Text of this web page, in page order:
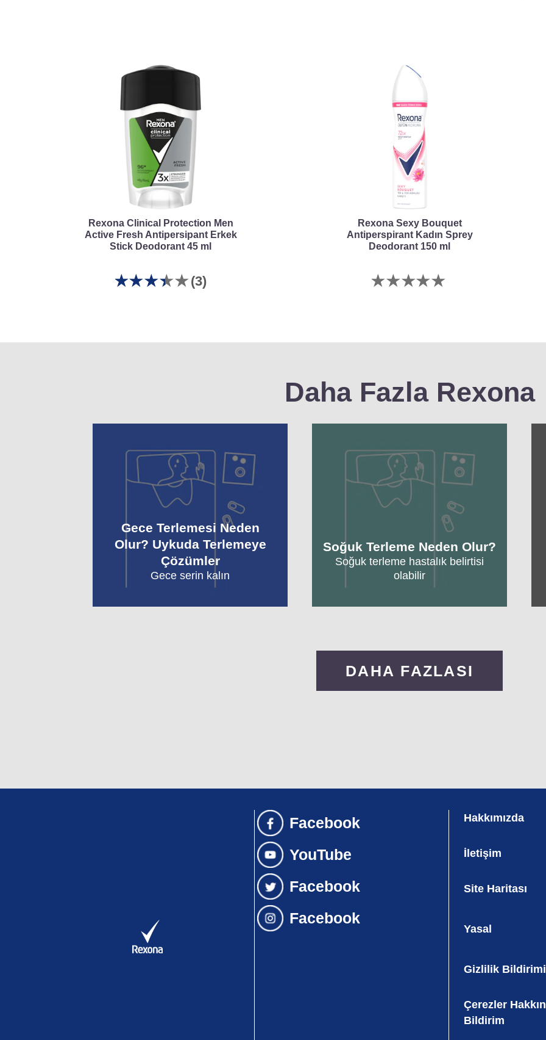
Rexona Clinical Protection Men
Active Fresh Antipersipant Erkek
Stick Deodorant 45 ml
Bu
Men
Stick
45
ml
için
ortalama
3
puan
üzerinden
5
(3)
Rexona Sexy Bouquet
Antiperspirant Kadın Sprey
Deodorant 150 ml
Bu
gönderilmedi
Daha Fazla Rexona
Gece Terlemesi Neden
Olur? Uykuda Terlemeye
Çözümler
Gece serin kalın
Soğuk Terleme Neden Olur?
Soğuk terleme hastalık belirtisi
olabilir
DAHA FAZLASI
Hakkımızda
İletişim
Site Haritası
Yasal
Gizlilik Bildirimi
Çerezler
Bildirim